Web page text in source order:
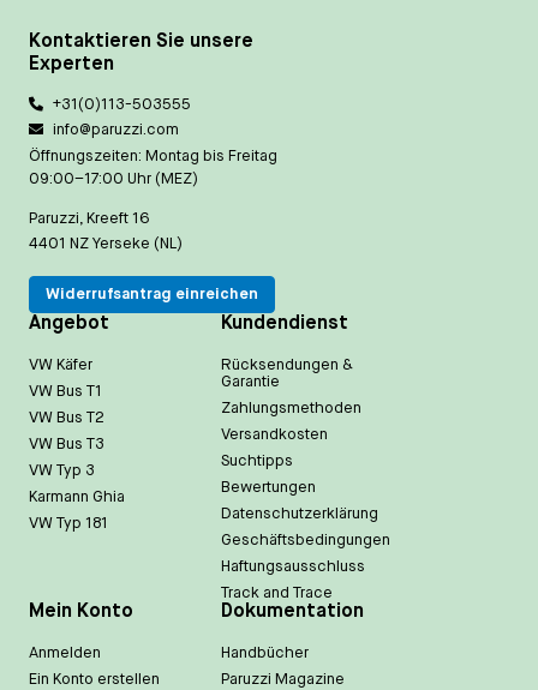
Kontaktieren Sie unsere
Experten
+31(0)113-503555
info@paruzzi.com
Öffnungszeiten: Montag bis Freitag
09:00–17:00 Uhr (MEZ)
Paruzzi, Kreeft 16
4401 NZ Yerseke (NL)
Widerrufsantrag einreichen
Angebot
VW Käfer
VW Bus T1
VW Bus T2
VW Bus T3
VW Typ 3
Karmann Ghia
VW Typ 181
Kundendienst
Rücksendungen &
Garantie
Zahlungsmethoden
Versandkosten
Suchtipps
Bewertungen
Datenschutzerklärung
Geschäftsbedingungen
Haftungsausschluss
Track and Trace
Mein Konto
Anmelden
Ein Konto erstellen
Dokumentation
Handbücher
Paruzzi Magazine